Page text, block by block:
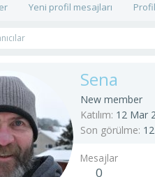
Yeni profil mesajları
Sena
New member
Katılım 12 Mar
Son görülme
Mesajlar
0